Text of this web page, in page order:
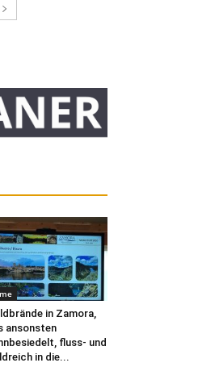
in Zamora,
ansonsten
fluss- und
in die...